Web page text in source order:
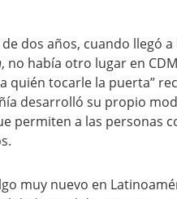
de dos años, cuando llegó
, no había otro lugar en
quién tocarle la puerta”
desarrolló su propio
permiten a las personas
muy nuevo en